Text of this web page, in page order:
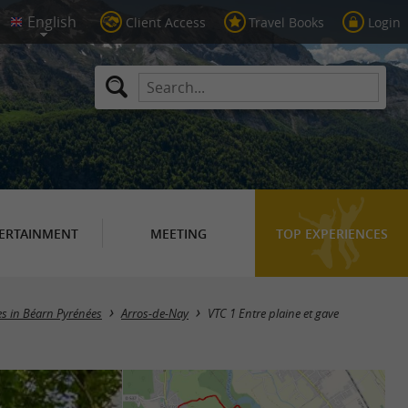
Client Access Travel Books Login
MEETING TOP EXPERIENCES
in Béarn Pyrénées Arros-de-Nay VTC 1 Entre plaine et gave